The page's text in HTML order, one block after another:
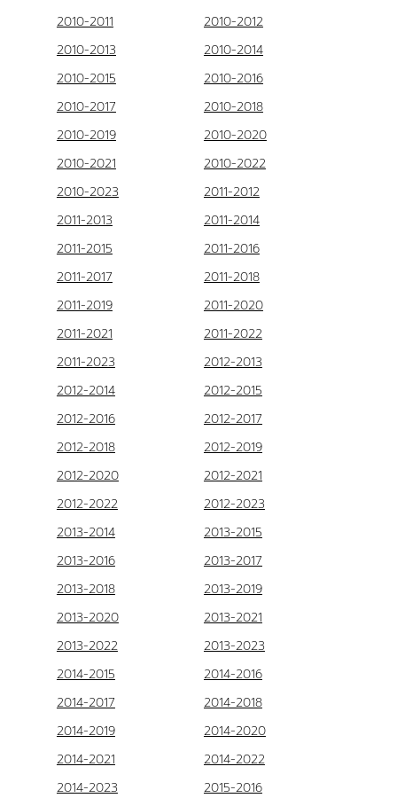
2010-2011
2010-2012
2010-2013
2010-2014
2010-2015
2010-2016
2010-2017
2010-2018
2010-2019
2010-2020
2010-2021
2010-2022
2010-2023
2011-2012
2011-2013
2011-2014
2011-2015
2011-2016
2011-2017
2011-2018
2011-2019
2011-2020
2011-2021
2011-2022
2011-2023
2012-2013
2012-2014
2012-2015
2012-2016
2012-2017
2012-2018
2012-2019
2012-2020
2012-2021
2012-2022
2012-2023
2013-2014
2013-2015
2013-2016
2013-2017
2013-2018
2013-2019
2013-2020
2013-2021
2013-2022
2013-2023
2014-2015
2014-2016
2014-2017
2014-2018
2014-2019
2014-2020
2014-2021
2014-2022
2014-2023
2015-2016